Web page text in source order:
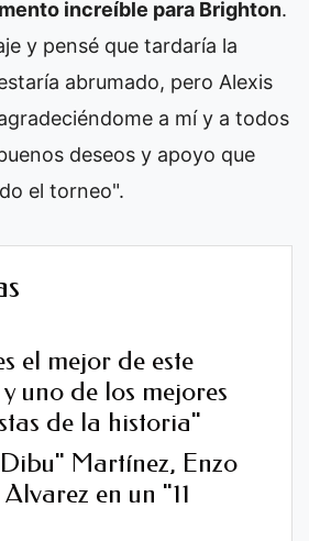
increíble para Brighton.
y pensé que tardaría la
abrumado, pero Alexis
a mí y a todos
deseos y apoyo que
el torneo".
el mejor de este
uno de los mejores
de la historia"
Martínez, Enzo
en un "11